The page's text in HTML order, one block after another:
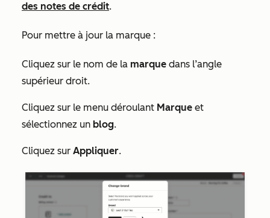
des notes de crédit.
Pour mettre à jour la marque :
Cliquez sur le nom de la marque dans l’angle
supérieur droit.
Cliquez sur le menu déroulant Marque et
sélectionnez un blog.
Cliquez sur Appliquer.